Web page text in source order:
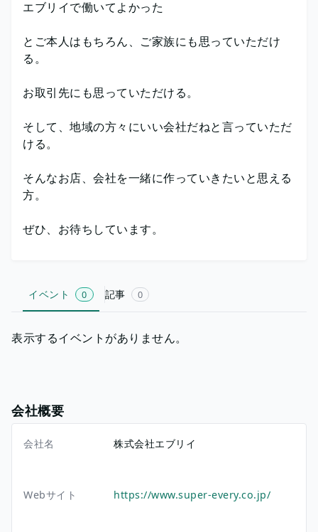
エブリイで働いてよかった
とご本人はもちろん、ご家族にも思っていただけ
る。
お取引先にも思っていただける。
そして、地域の方々にいい会社だねと言っていただ
ける。
そんなお店、会社を一緒に作っていきたいと思える
方。
ぜひ、お待ちしています。
イベント 0 記事 0
表示するイベントがありません。
会社概要
会社名 株式会社エブリイ
Webサイト https://www.super-every.co.jp/